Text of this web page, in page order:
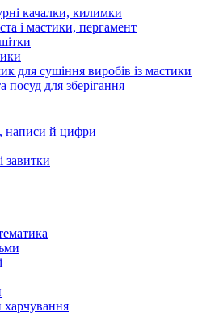
качалки, килимки
і мастики, пергамент
для сушіння виробів із мастики
посуд для зберігання
написи й цифри
завитки